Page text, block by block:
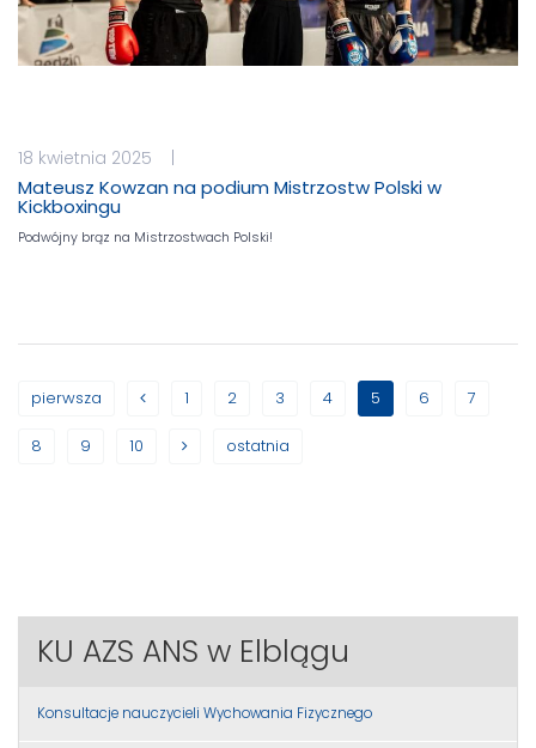
18 kwietnia 2025 |
Mateusz Kowzan na podium Mistrzostw Polski w
Kickboxingu
Podwójny brąz na Mistrzostwach Polski!
pierwsza 1 2 3 4 5 6 7
8 9 10 ostatnia
KU AZS ANS w Elblągu
Konsultacje nauczycieli Wychowania Fizycznego